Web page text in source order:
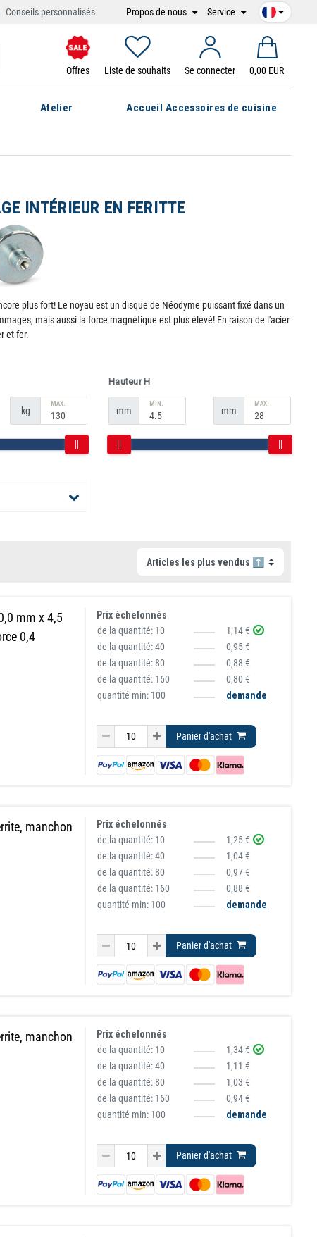
Conseils personnalisés Propos de nous Service
Offres Liste de souhaits Se connecter 0,00 EUR
Atelier Accueil Accessoires de cuisine
INTÉRIEUR EN FERITTE
plus fort! Le noyau est un disque de Néodyme puissant fixé dans un
mais aussi la force magnétique est plus élevé! En raison de l'acier
et fer.
kg
MAX.
Hauteur H
mm
MIN.
mm
MAX.
mm x 4,5
0,4
Prix échelonnés
de la quantité: 10
1,14 €
de la quantité:40
0,95 €
de la quantité: 80
0,88 €
de la quantité: 160
0,80 €
quantité min: 100
demande
Panier d'achat
manchon
Prix échelonnés
de la quantité: 10
1,25 €
de la quantité:40
1,04 €
de la quantité: 80
0,97 €
de la quantité: 160
0,88 €
quantité min: 100
demande
Panier d'achat
manchon
Prix échelonnés
de la quantité: 10
1,34 €
de la quantité:40
1,11 €
de la quantité: 80
1,03 €
de la quantité: 160
0,94 €
quantité min: 100
demande
Panier d'achat